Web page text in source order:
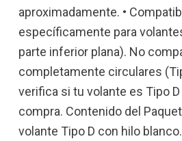
aproximadamente. •
específicamente para
parte inferior plana). No
completamente circulares
verifica si tu volante es Tipo
compra. Contenido del
volante Tipo D con hilo blanco.